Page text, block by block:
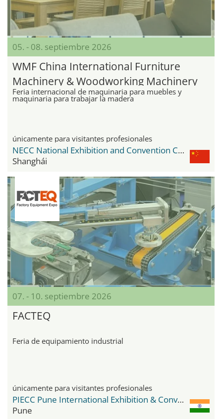
05. - 08. septiembre 2026
WMF China International Furniture
Machinery & Woodworking Machinery
Fair
Feria internacional de maquinaria para muebles y
maquinaria para trabajar la madera
únicamente para visitantes profesionales
NECC National Exhibition and Convention Center
Shanghái
07. - 10. septiembre 2026
FACTEQ
Feria de equipamiento industrial
únicamente para visitantes profesionales
PIECC Pune International Exhibition & Convention Centre
Pune